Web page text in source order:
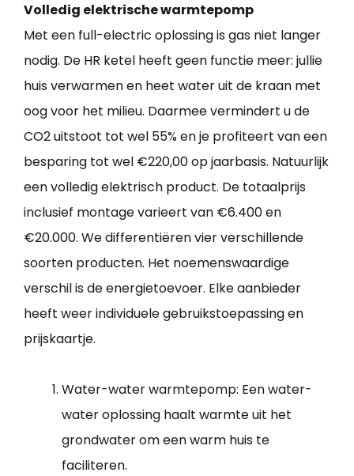
Volledig elektrische warmtepomp
Met een full-electric oplossing is gas niet langer
nodig. De HR ketel heeft geen functie meer: jullie
huis verwarmen en heet water uit de kraan met
oog voor het milieu. Daarmee vermindert u de
CO2 uitstoot tot wel 55% en je profiteert van een
besparing tot wel €220,00 op jaarbasis. Natuurlijk
een volledig elektrisch product. De totaalprijs
inclusief montage varieert van €6.400 en
€20.000. We differentiëren vier verschillende
soorten producten. Het noemenswaardige
verschil is de energietoevoer. Elke aanbieder
heeft weer individuele gebruikstoepassing en
prijskaartje.
Water-water warmtepomp: Een water-
water oplossing haalt warmte uit het
grondwater om een warm huis te
faciliteren.